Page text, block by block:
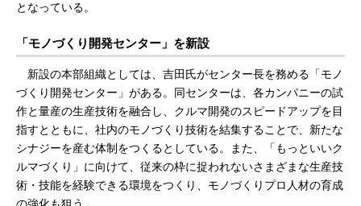
となっている。
「モノづくり開発センター」を新設
新設の本部組織としては、吉田氏がセンター長を務める「モノ
づくり開発センター」がある。同センターは、各カンパニーの試
作と量産の生産技術を融合し、クルマ開発のスピードアップを目
指すとともに、社内のモノづくり技術を結集することで、新たな
シナジーを産む体制をつくるとしている。また、「もっといいク
ルマづくり」に向けて、従来の枠に捉われないさまざまな生産技
術・技能を経験できる環境をつくり、モノづくりプロ人材の育成